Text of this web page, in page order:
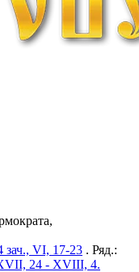
зач., VI, 17-23 . Ряд.:
24 - XVIII, 4.